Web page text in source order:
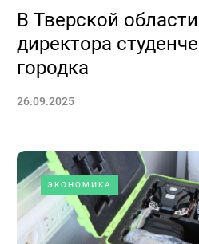
В Тверской
директора
городка
26.09.2025
ЭКОНОМИКА